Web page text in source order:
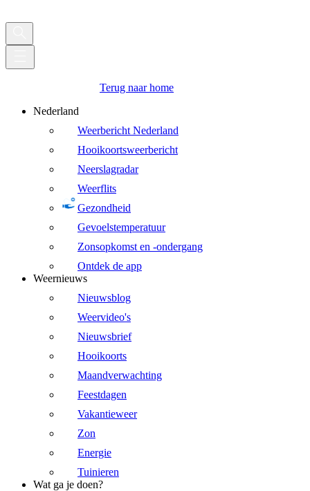
Terug naar home
Nederland
Weerbericht Nederland
Hooikoortsweerbericht
Neerslagradar
Weerflits
Gezondheid
Gevoelstemperatuur
Zonsopkomst en -ondergang
Ontdek de app
Weernieuws
Nieuwsblog
Weervideo's
Nieuwsbrief
Hooikoorts
Maandverwachting
Feestdagen
Vakantieweer
Zon
Energie
Tuinieren
Wat ga je doen?